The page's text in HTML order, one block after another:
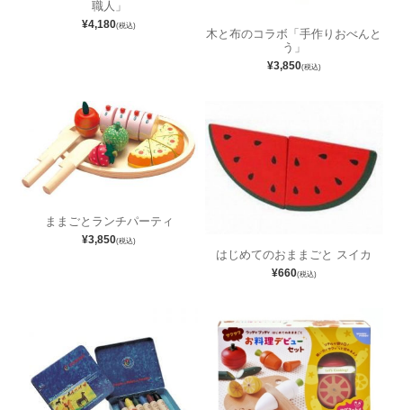
職人」
¥4,180(税込)
木と布のコラボ「手作りおべんと
う」
¥3,850(税込)
ままごとランチパーティ
¥3,850(税込)
はじめてのおままごと スイカ
¥660(税込)